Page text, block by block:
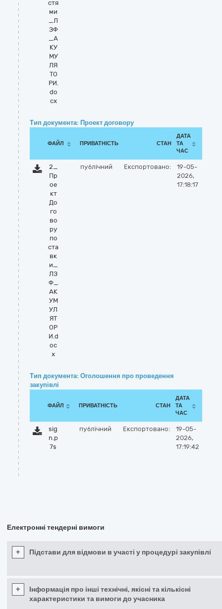
стя
ми
_Л
ЗФ
_А
КУ
МУ
ЛЯ
ТО
РИ.
do
cx
Тип документа: Проект договору
ФАЙЛ ПРИВАТНІСТЬ СТАН
ДАТА
ТА
ЧАС
2_
Пр
ое
кт
До
го
во
ру
по
ста
вк
и_
ЛЗ
Ф_
АК
УМ
УЛ
ЯТ
ОР
И.d
oc
x
публічний Експортовано:
19-05-
2026,
17:18:17
Тип документа: Оголошення про проведення
закупівлі
ФАЙЛ ПРИВАТНІСТЬ СТАН
ДАТА
ТА
ЧАС
sig
n.p
7s
публічний Експортовано:
19-05-
2026,
17:19:42
Електронні тендерні вимоги
+ Підстави для відмови в участі у процедурі закупівлі
+
Інформація про інші технічні, якісні та кількісні
характеристики та вимоги до учасника